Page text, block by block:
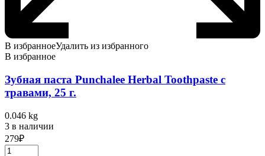
В избранноеУдалить из избранного
В избранное
Зубная паста Punchalee Herbal Toothpaste с
травами, 25 г.
0.046 kg
3 в наличии
279₽